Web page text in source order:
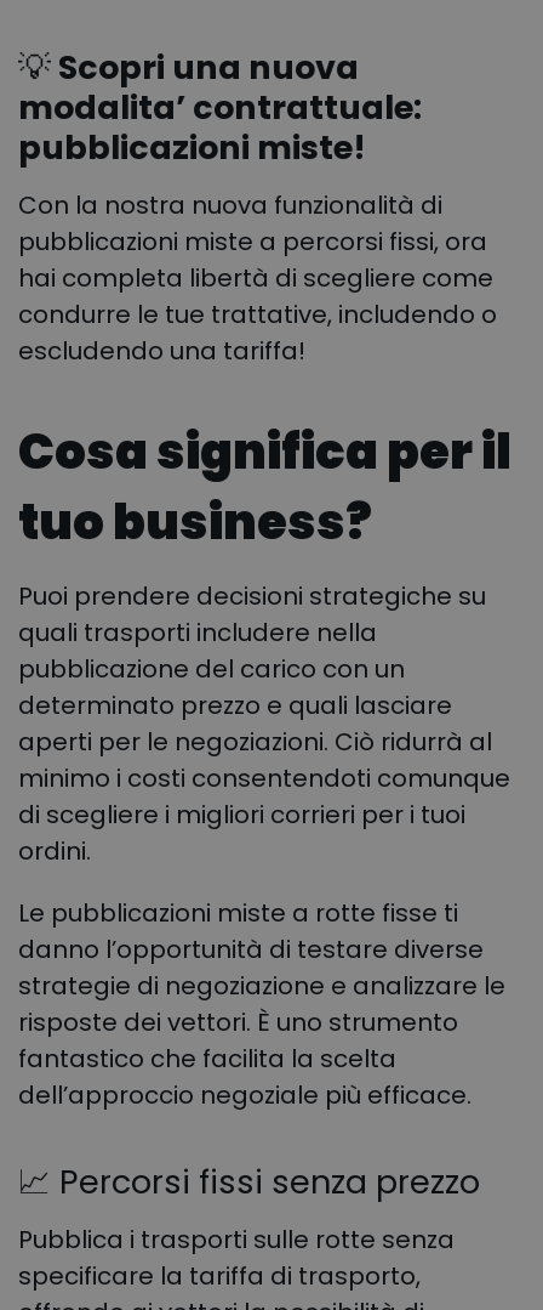
💡Scopri una nuova
modalita’ contrattuale:
pubblicazioni miste!
Con la nostra nuova funzionalità di
pubblicazioni miste a percorsi fissi, ora
hai completa libertà di scegliere come
condurre le tue trattative, includendo o
escludendo una tariffa!
Cosa significa per il
tuo business?
Puoi prendere decisioni strategiche su
quali trasporti includere nella
pubblicazione del carico con un
determinato prezzo e quali lasciare
aperti per le negoziazioni. Ciò ridurrà al
minimo i costi consentendoti comunque
di scegliere i migliori corrieri per i tuoi
ordini.
Le pubblicazioni miste a rotte fisse ti
danno l’opportunità di testare diverse
strategie di negoziazione e analizzare le
risposte dei vettori. È uno strumento
fantastico che facilita la scelta
dell’approccio negoziale più efficace.
📈 Percorsi fissi senza prezzo
Pubblica i trasporti sulle rotte senza
specificare la tariffa di trasporto,